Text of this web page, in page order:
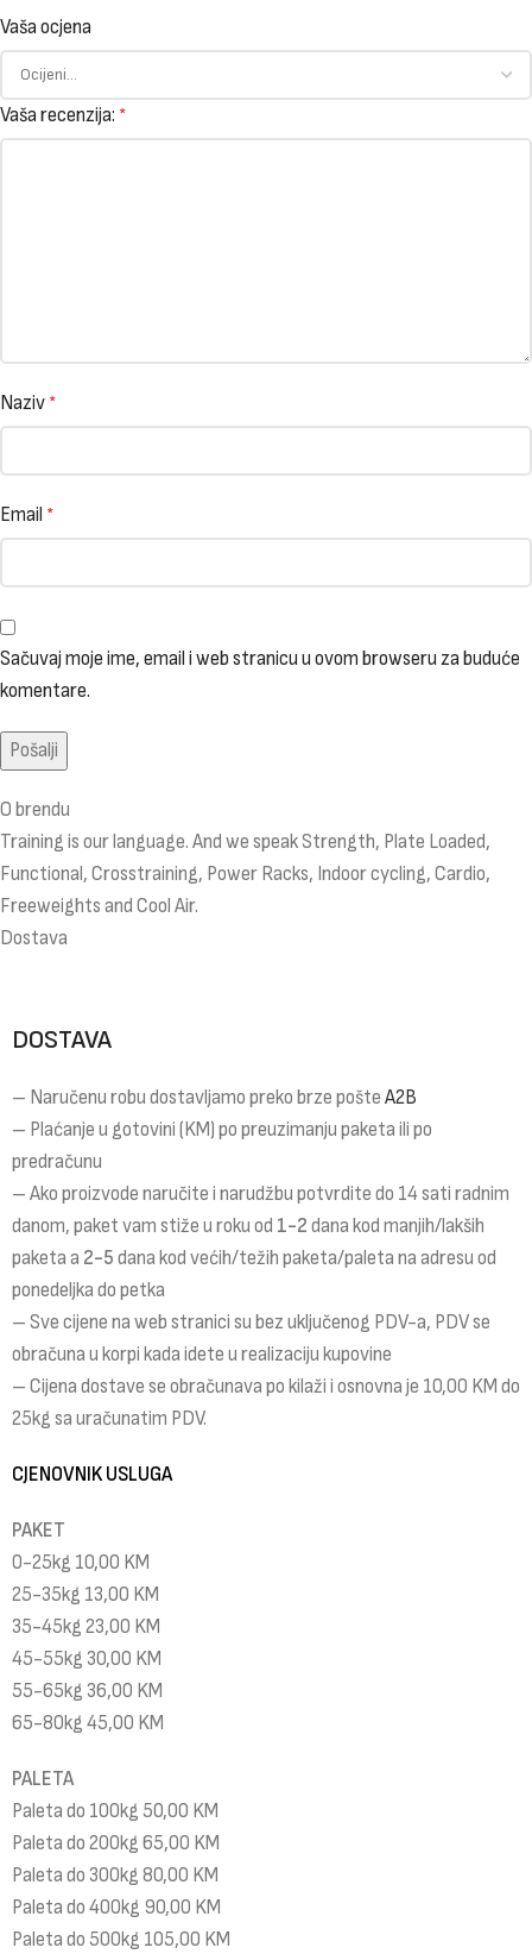
Vaša ocjena
Vaša recenzija: *
Naziv *
Email *
Sačuvaj moje ime, email i web stranicu u ovom browseru za buduće
komentare.
O brendu
Training is our language. And we speak Strength, Plate Loaded,
Functional, Crosstraining, Power Racks, Indoor cycling, Cardio,
Freeweights and Cool Air.
Dostava
DOSTAVA
– Naručenu robu dostavljamo preko brze pošte A2B
– Plaćanje u gotovini (KM) po preuzimanju paketa ili po
predračunu
– Ako proizvode naručite i narudžbu potvrdite do 14 sati radnim
danom, paket vam stiže u roku od 1-2 dana kod manjih/lakših
paketa a 2-5 dana kod većih/težih paketa/paleta na adresu od
ponedeljka do petka
– Sve cijene na web stranici su bez uključenog PDV-a, PDV se
obračuna u korpi kada idete u realizaciju kupovine
– Cijena dostave se obračunava po kilaži i osnovna je 10,00 KM do
25kg sa uračunatim PDV.
CJENOVNIK USLUGA
PAKET
0-25kg 10,00 KM
25-35kg 13,00 KM
35-45kg 23,00 KM
45-55kg 30,00 KM
55-65kg 36,00 KM
65-80kg 45,00 KM
PALETA
Paleta do 100kg 50,00 KM
Paleta do 200kg 65,00 KM
Paleta do 300kg 80,00 KM
Paleta do 400kg 90,00 KM
Paleta do 500kg 105,00 KM